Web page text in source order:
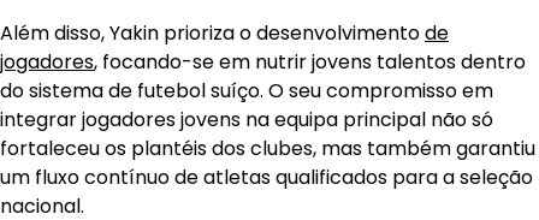
Além disso, Yakin prioriza o desenvolvimentode
jogadores, focando-se em nutrir jovens talentos dentro
do sistema de futebol suíço. O seu compromisso em
integrar jogadores jovens na equipa principal não só
fortaleceu os plantéis dos clubes, mas também garantiu
um fluxo contínuo de atletas qualificados para a seleção
nacional.